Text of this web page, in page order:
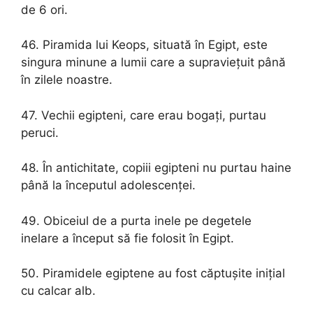
de 6 ori.
46. Piramida lui Keops, situată în Egipt, este
singura minune a lumii care a supraviețuit până
în zilele noastre.
47. Vechii egipteni, care erau bogați, purtau
peruci.
48. În antichitate, copiii egipteni nu purtau haine
până la începutul adolescenței.
49. Obiceiul de a purta inele pe degetele
inelare a început să fie folosit în Egipt.
50. Piramidele egiptene au fost căptușite inițial
cu calcar alb.